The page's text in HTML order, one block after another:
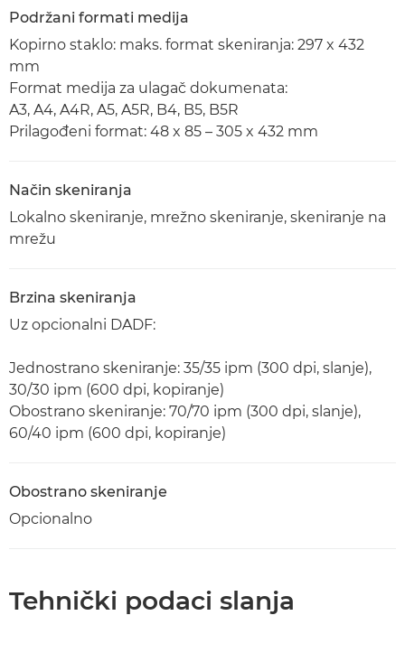
Podržani formati medija
Kopirno staklo: maks. format skeniranja: 297 x 432
mm
Format medija za ulagač dokumenata:
A3, A4, A4R, A5, A5R, B4, B5, B5R
Prilagođeni format: 48 x 85 – 305 x 432 mm
Način skeniranja
Lokalno skeniranje, mrežno skeniranje, skeniranje na
mrežu
Brzina skeniranja
Uz opcionalni DADF:
Jednostrano skeniranje: 35/35 ipm (300 dpi, slanje),
30/30 ipm (600 dpi, kopiranje)
Obostrano skeniranje: 70/70 ipm (300 dpi, slanje),
60/40 ipm (600 dpi, kopiranje)
Obostrano skeniranje
Opcionalno
Tehnički podaci slanja